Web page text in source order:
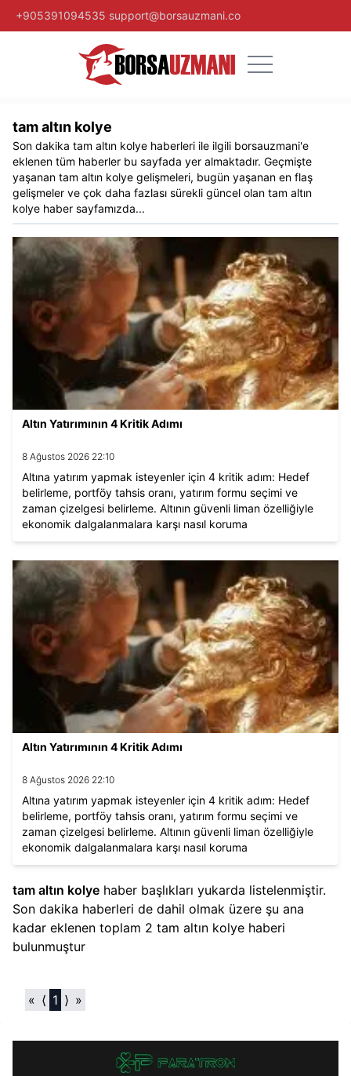
+905391094535 support@borsauzmani.co
tam altın kolye
Son dakika tam altın kolye haberleri ile ilgili borsauzmani'e
eklenen tüm haberler bu sayfada yer almaktadır. Geçmişte
yaşanan tam altın kolye gelişmeleri, bugün yaşanan en flaş
gelişmeler ve çok daha fazlası sürekli güncel olan tam altın
kolye haber sayfamızda...
Altın Yatırımının 4 Kritik Adımı
8 Ağustos 2026 22:10
Altına yatırım yapmak isteyenler için 4 kritik adım: Hedef
belirleme, portföy tahsis oranı, yatırım formu seçimi ve
zaman çizelgesi belirleme. Altının güvenli liman özelliğiyle
ekonomik dalgalanmalara karşı nasıl koruma
sağlayabileceğini ve yatırım sürecinin püf noktalarını
Altın Yatırımının 4 Kritik Adımı
8 Ağustos 2026 22:10
Altına yatırım yapmak isteyenler için 4 kritik adım: Hedef
belirleme, portföy tahsis oranı, yatırım formu seçimi ve
zaman çizelgesi belirleme. Altının güvenli liman özelliğiyle
ekonomik dalgalanmalara karşı nasıl koruma
sağlayabileceğini ve yatırım sürecinin püf noktalarını
tam altın kolye haber başlıkları yukarda listelenmiştir.
Son dakika haberleri de dahil olmak üzere şu ana
kadar eklenen toplam 2 tam altın kolye haberi
bulunmuştur
« ⟨ 1 ⟩ »